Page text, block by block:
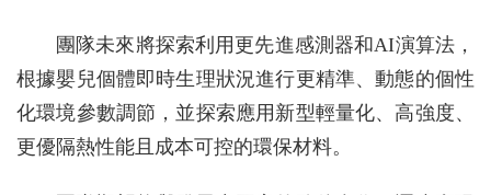
團隊未來將探索利用更先進感測器和AI演算法，
根據嬰兒個體即時生理狀況進行更精準、動態的個性
化環境參數調節，並探索應用新型輕量化、高強度、
更優隔熱性能且成本可控的環保材料。